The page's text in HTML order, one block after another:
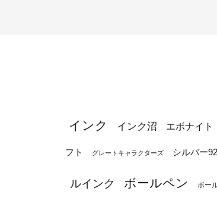
インク インク沼 エボナイト
フト グレートキャラクターズ シルバー
ルインク ボールペン ボー